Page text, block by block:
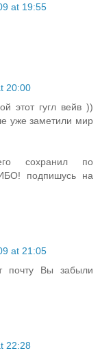
at 19:55
20:00
этот гугл вейв ))
уже заметили мир
сохранил по
подпишусь на
at 21:05
почту Вы забыли
22:28